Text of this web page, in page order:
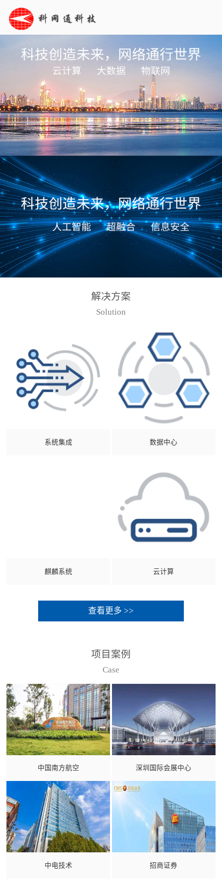
解决方案
Solution
系统集成 数据中心
麒麟系统 云计算
查看更多 >>
项目案例
Case
中国南方航空 深圳国际会展中心
中电技术 招商证券